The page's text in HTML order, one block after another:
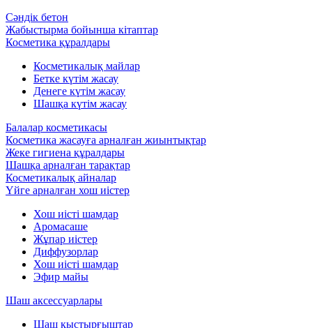
Сәндік бетон
Жабыстырма бойынша кітаптар
Косметика құралдары
Косметикалық майлар
Бетке күтім жасау
Денеге күтім жасау
Шашқа күтім жасау
Балалар косметикасы
Косметика жасауға арналған жиынтықтар
Жеке гигиена құралдары
Шашқа арналған тарақтар
Косметикалық айналар
Үйге арналған хош иістер
Хош иісті шамдар
Аромасаше
Жұпар иістер
Диффузорлар
Хош иісті шамдар
Эфир майы
Шаш аксессуарлары
Шаш қыстырғыштар